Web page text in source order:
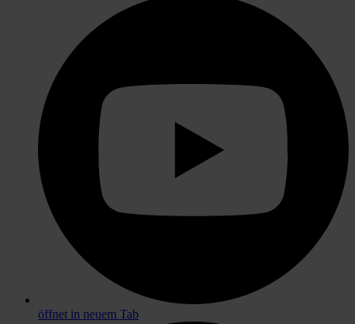
öffnet in neuem Tab